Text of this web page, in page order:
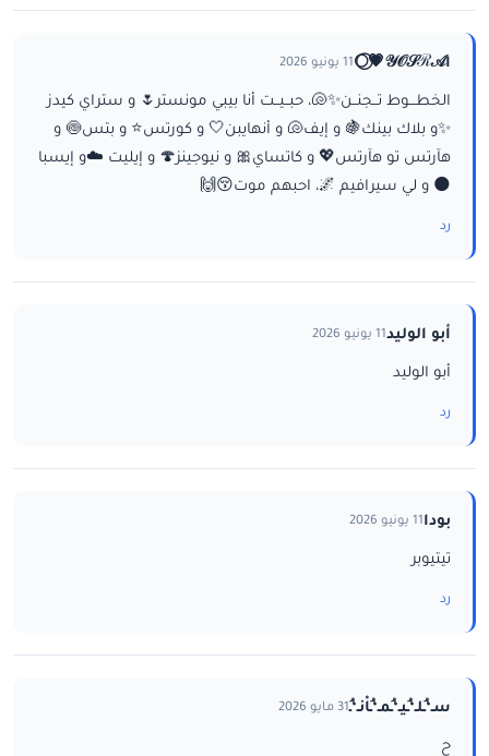
ا𝒴𝒪𝒮ℛ𝒜💗⃝🌕 11 يونيو 2026
الخطـــوط تــجنــن✨🐚، حبــيــت أنا بيبي مونستر🌷 و ستراي كيدز
✨و بلاك بينك🍇 و إيف🐚 و أنهايبن🤍 و كورتس⭐ و بتس🍥 و
هآرتس تو هآرتس💖 و كاتساي🎀 و نيوجينز🍄 و إيليت ☁️و إيسبا
🌑 و لي سيرافيم 🌌، احبهم موت😚🙌
رد
أبو الوليد11 يونيو 2026
أبو الوليد
رد
بودا11 يونيو 2026
تيتيوبر
رد
سـ‘ـُلـ‘ـُيـ‘ـُمـ‘ـُاْنـ‘ـُ31 مايو 2026
ح